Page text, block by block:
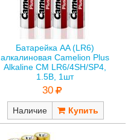
Батарейка AA (LR6)
алкалиновая Camelion Plus
Alkaline CM LR6/4SH/SP4,
1.5В, 1шт
30
Наличие